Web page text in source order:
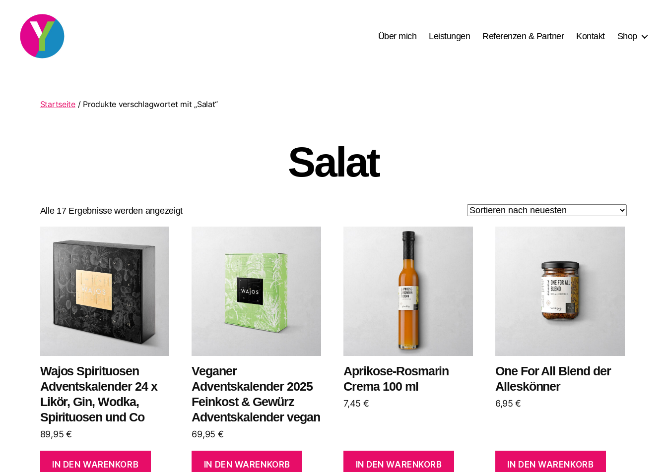
Über mich Leistungen Referenzen & Partner Kontakt Shop
Startseite/ Produkte verschlagwortet mit „Salat“
Salat
Alle 17 Ergebnisse werden angezeigtNach
Wajos Spirituosen
Adventskalender 24 x
Likör, Gin, Wodka,
Spirituosen und Co
89,95€
IN DEN WARENKORB
Veganer
Adventskalender 2025
Feinkost & Gewürz
Adventskalender vegan
69,95 €
IN DEN WARENKORB
Aprikose-Rosmarin
Crema 100 ml
7,45 €
IN DEN WARENKORB
One For All Blend der
Alleskönner
6,95€
IN DEN WARENKORB